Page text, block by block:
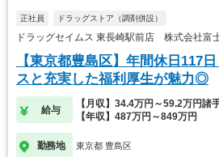
正社員 ドラッグストア（調剤併設）
ドラッグセイムス 東長崎駅前店 株式会社富
【東京都豊島区】年間休日117
スと充実した福利厚生が魅力◎
給与
【月収】34.4万円～59.2万円諸
【年収】487万円～849万円
勤務地 東京都 豊島区